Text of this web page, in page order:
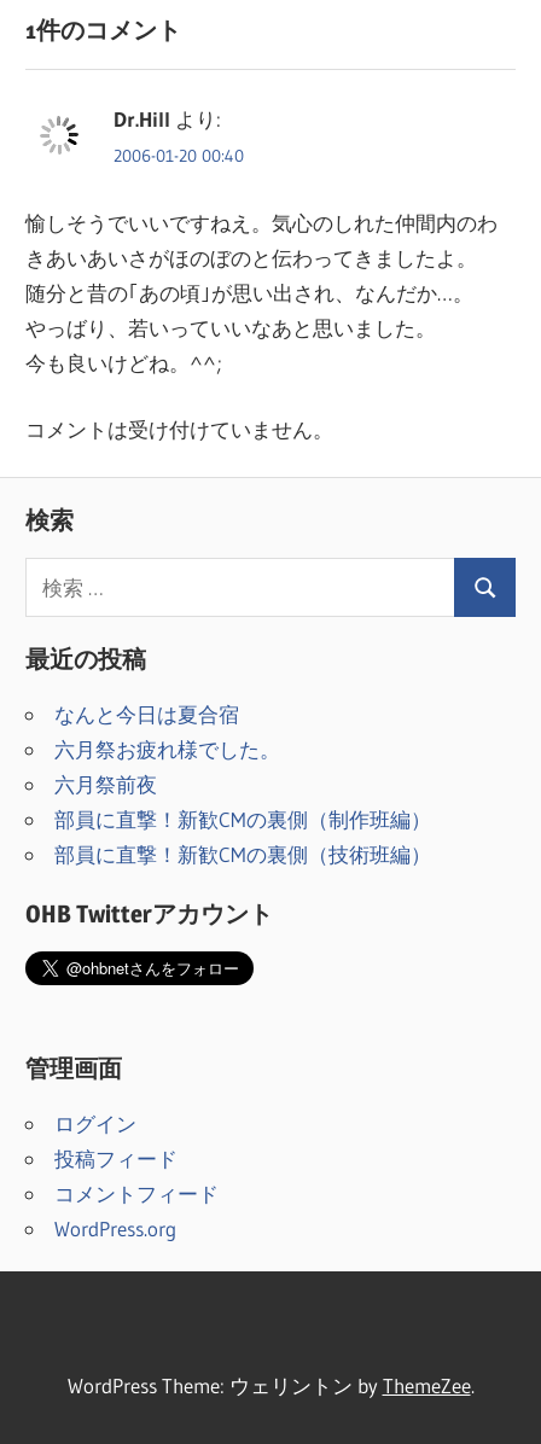
稿
ナ
ビ
ゲ
ー
シ
ョ
ン
投
稿:
稿:
1件のコメント
Dr.Hill より:
2006-01-20 00:40
愉しそうでいいですねえ。気心のしれた仲間内のわ
きあいあいさがほのぼのと伝わってきましたよ。
随分と昔の｢あの頃｣が思い出され、なんだか…。
やっばり、若いっていいなあと思いました。
今も良いけどね。^^;
コメントは受け付けていません。
検索
最近の投稿
なんと今日は夏合宿
六月祭お疲れ様でした。
六月祭前夜
部員に直撃！新歓CMの裏側（制作班編）
部員に直撃！新歓CMの裏側（技術班編）
OHB Twitterアカウント
管理画面
ログイン
投稿フィード
コメントフィード
WordPress.org
WordPress Theme: ウェリントン byThemeZee.